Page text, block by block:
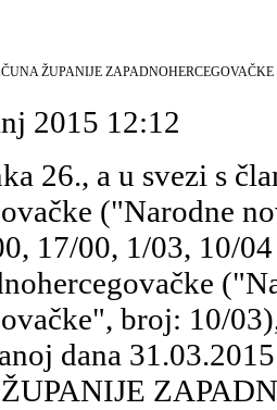
ŽUPANIJE
2015 12:12
26., a u svezi s
("Narodne
17/00, 1/03, 10/
broj: 10/
dana